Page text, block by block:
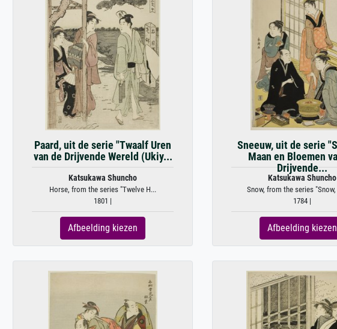
Paard, uit de serie "Twaalf Uren
van de Drijvende Wereld (Ukiy...
Katsukawa Shuncho
Horse, from the series "Twelve H...
1801 |
Afbeelding kiezen
Sneeuw, uit de serie
Maan en Bloemen
Drijvende...
Katsukawa Shuncho
Snow, from the series
1784 |
Afbeelding kiezen